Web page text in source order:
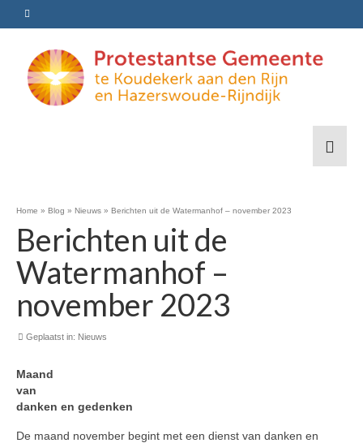
Home » Blog » Nieuws » Berichten uit de Watermanhof – november 2023
Berichten uit de
Watermanhof –
november 2023
Geplaatst in: Nieuws
Maand
van
danken en gedenken
De maand november begint met een dienst van danken en